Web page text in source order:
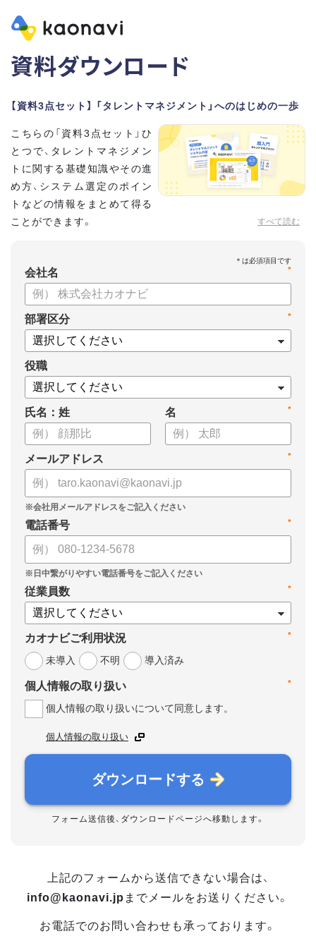
資料ダウンロード
【資料3点セット】 「タレントマネジメント」へのはじめの一歩
すべて読む
こちらの「資料3点セット」ひ
とつで、タレントマネジメン
トに関する基礎知識やその進
め方、システム選定のポイン
トなどの情報をまとめて得る
ことができます。
【資料セット内容】
・超入門タレントマネジメント
・タレントマネジメントシステムの選び方
・タレントマネジメントシステム「カオナビ」の説明資料
*
会社名
*
部署区分
役職
氏名：姓 *
名
*
メールアドレス
*
電話番号
*
従業員数
*
カオナビご利用状況
未導入
不明 導入済み
*
個人情報の取り扱い
個人情報の取り扱いについて同意します。
個人情報の取り扱い
ダウンロードする
フォーム送信後、ダウンロードページへ移動します。
上記のフォームから送信できない場合は、
info@kaonavi.jp までメールをお送りください。
お電話でのお問い合わせも承っております。